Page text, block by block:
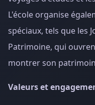
L'école organise
spéciaux, tels que les
Patrimoine, qui
montrer son
Valeurs et